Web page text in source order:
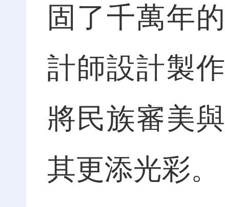
固了千萬年
計師設計製
將民族審美
其更添光彩。